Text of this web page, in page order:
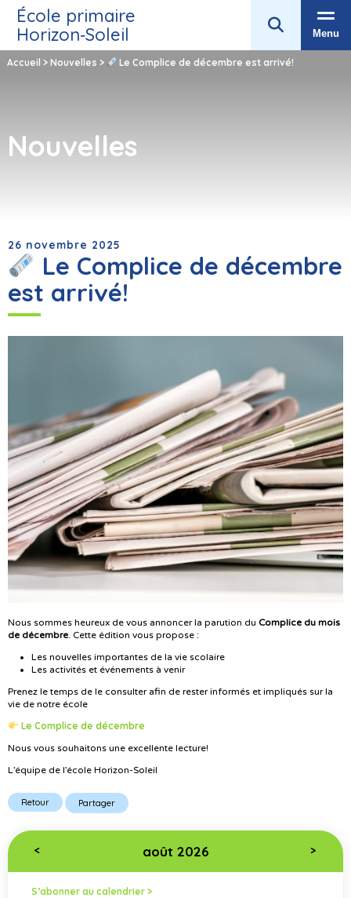
École primaire
Horizon‑Soleil
Menu
Accueil > Nouvelles > Le Complice de décembre est arrivé!
Nouvelles
26 novembre 2025
Le Complice de décembre
est arrivé!
Nous sommes heureux de vous annoncer la parution du Complice du mois
de décembre. Cette édition vous propose :
Les nouvelles importantes de la vie scolaire
Les activités et événements à venir
Prenez le temps de le consulter afin de rester informés et impliqués sur la
vie de notre école
Le Complice de décembre
Nous vous souhaitons une excellente lecture!
L’équipe de l’école Horizon-Soleil
Retour Partager
< août 2026 >
S’abonner au calendrier >